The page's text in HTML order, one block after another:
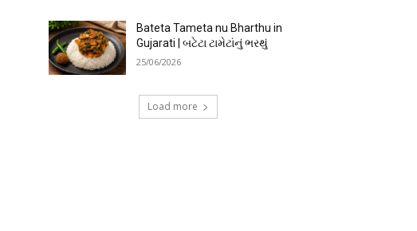
Bateta Tameta nu Bharthu in
Gujarati | બટેટા ટામેટાંનું ભરથું
25/06/2026
Load more